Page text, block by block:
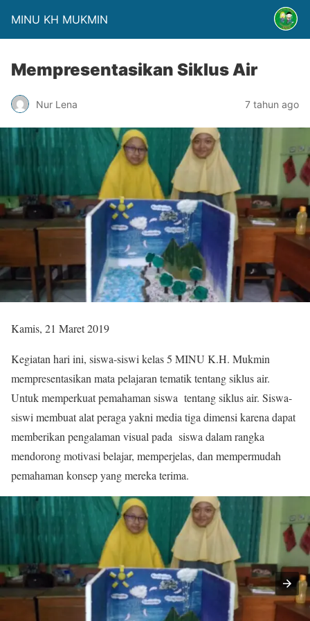
MINU KH MUKMIN
Mempresentasikan Siklus Air
Nur Lena 7 tahun ago
Kamis, 21 Maret 2019
Kegiatan hari ini, siswa-siswi kelas 5 MINU K.H. Mukmin
mempresentasikan mata pelajaran tematik tentang siklus air.
Untuk memperkuat pemahaman siswa tentang siklus air. Siswa-
siswi membuat alat peraga yakni media tiga dimensi karena dapat
memberikan pengalaman visual pada siswa dalam rangka
mendorong motivasi belajar, memperjelas, dan mempermudah
pemahaman konsep yang mereka terima.